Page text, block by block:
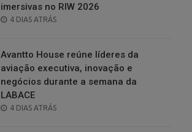
imersivas no RIW 2026
POSTED
4 DIAS ATRÁS
Avantto House reúne líderes da
aviação executiva, inovação e
negócios durante a semana da
LABACE
POSTED
4 DIAS ATRÁS